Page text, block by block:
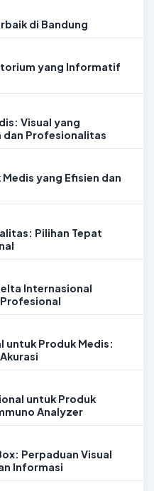
di Bandung
yang Informatif
Visual yang
dan Profesionalitas
yang Efisien dan
Pilihan Tepat
Internasional
untuk Produk Medis:
untuk Produk
Analyzer
Perpaduan Visual
Informasi